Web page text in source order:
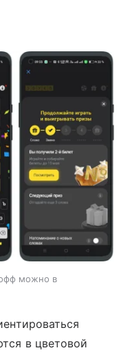
можно в
в цветовой